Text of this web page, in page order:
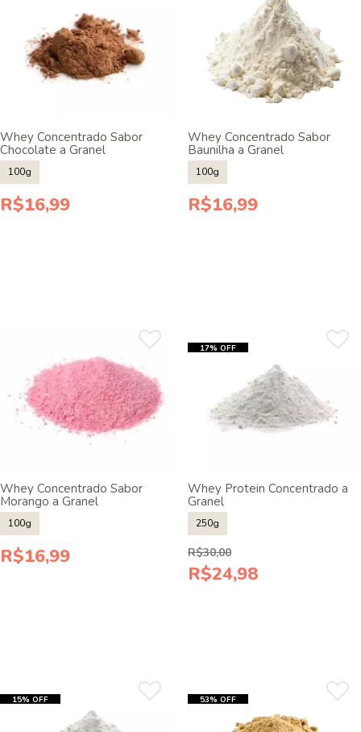
Whey Concentrado Sabor
Chocolate a Granel
100g
R$16,99
Whey Concentrado Sabor
Baunilha a Granel
100g
R$16,99
Whey Concentrado Sabor
Morango a Granel
100g
R$16,99
17% OFF
Whey Protein Concentrado a
Granel
250g
R$30,00
R$24,98
15% OFF 53% OFF